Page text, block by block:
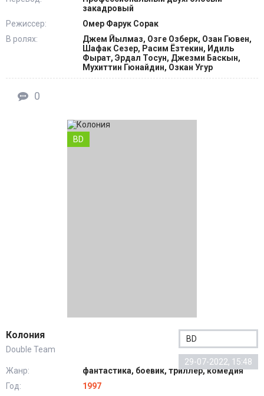
закадровый
Режиссер:
Омер Фарук Сорак
В ролях:
Джем Йылмаз, Озге Озберк, Озан Гювен,
Шафак Сезер, Расим Ёзтекин, Идиль
Фырат, Эрдал Тосун, Джезми Баскын,
Мухиттин Гюнайдин, Озкан Угур
0
BD
Колония
Double Team
BD
29-07-2022, 15:48
Жанр:
фантастика, боевик, триллер, комедия
Год:
1997